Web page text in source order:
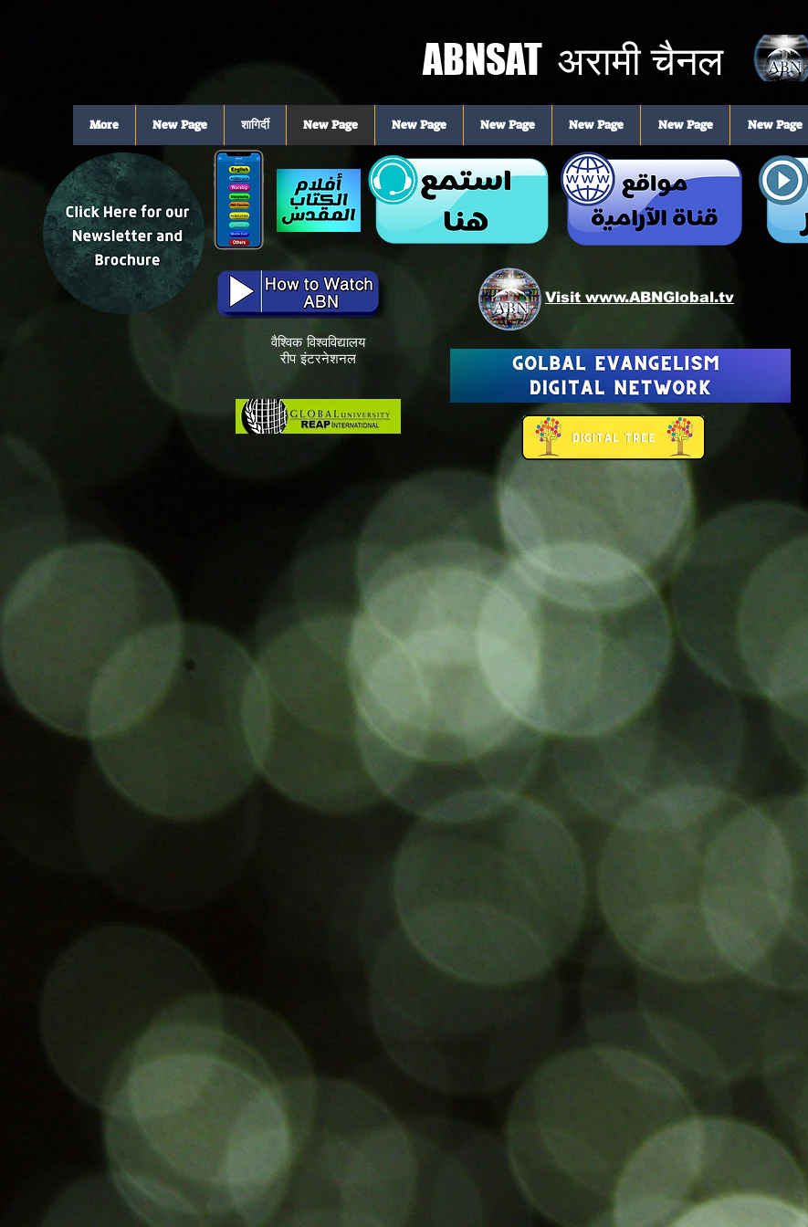
ABNSAT अरामी चैनल
New Page
New Page
New Page
New Page
New Page
New Page
शागिर्दी
New Page
More
वैश्विक विश्वविद्यालय
रीप इंटरनेशनल
Visit www.ABNGlobal.tv